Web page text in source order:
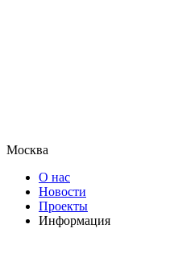
Москва
О нас
Новости
Проекты
Информация